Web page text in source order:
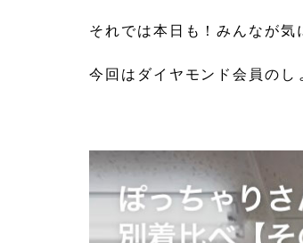
それでは本日も！みんなが気
今回はダイヤモンド会員のし